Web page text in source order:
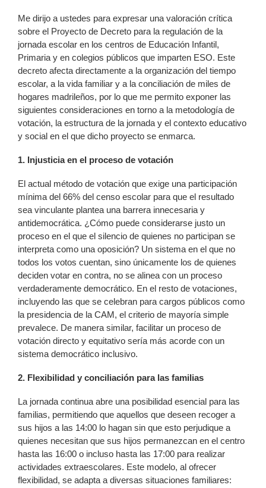
Me dirijo a ustedes para expresar una valoración crítica
sobre el Proyecto de Decreto para la regulación de la
jornada escolar en los centros de Educación Infantil,
Primaria y en colegios públicos que imparten ESO. Este
decreto afecta directamente a la organización del tiempo
escolar, a la vida familiar y a la conciliación de miles de
hogares madrileños, por lo que me permito exponer las
siguientes consideraciones en torno a la metodología de
votación, la estructura de la jornada y el contexto educativo
y social en el que dicho proyecto se enmarca.
1. Injusticia en el proceso de votación
El actual método de votación que exige una participación
mínima del 66% del censo escolar para que el resultado
sea vinculante plantea una barrera innecesaria y
antidemocrática. ¿Cómo puede considerarse justo un
proceso en el que el silencio de quienes no participan se
interpreta como una oposición? Un sistema en el que no
todos los votos cuentan, sino únicamente los de quienes
deciden votar en contra, no se alinea con un proceso
verdaderamente democrático. En el resto de votaciones,
incluyendo las que se celebran para cargos públicos como
la presidencia de la CAM, el criterio de mayoría simple
prevalece. De manera similar, facilitar un proceso de
votación directo y equitativo sería más acorde con un
sistema democrático inclusivo.
2. Flexibilidad y conciliación para las familias
La jornada continua abre una posibilidad esencial para las
familias, permitiendo que aquellos que deseen recoger a
sus hijos a las 14:00 lo hagan sin que esto perjudique a
quienes necesitan que sus hijos permanezcan en el centro
hasta las 16:00 o incluso hasta las 17:00 para realizar
actividades extraescolares. Este modelo, al ofrecer
flexibilidad, se adapta a diversas situaciones familiares: